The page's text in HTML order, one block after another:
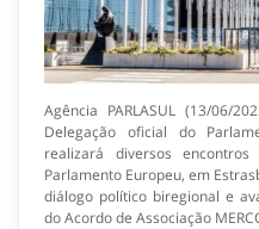
Agência PARLASUL (13/06/
Delegação oficial do
realizará diversos
Parlamento Europeu, em
diálogo político biregional e
do Acordo de Associação